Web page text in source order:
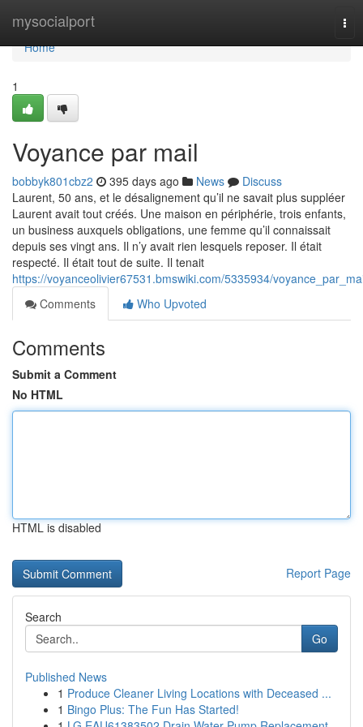
mysocialport
Home
Home
1
Voyance par mail
bobbyk801cbz2 395 days ago News
Discuss
Laurent, 50 ans, et le désalignement qu’il ne savait plus suppléer
Laurent avait tout créés. Une maison en périphérie, trois enfants,
un business auxquels obligations, une femme qu’il connaissait
depuis ses vingt ans. Il n’y avait rien lesquels reposer. Il était
respecté. Il était tout de suite. Il tenait
https://voyanceolivier67531.bmswiki.com/5335934/
Comments
Who Upvoted
Comments
Submit a Comment
No HTML
HTML is disabled
Report Page
Search
Go
Published News
1 Produce Cleaner Living Locations with Deceased ...
1 Bingo Plus: The Fun Has Started!